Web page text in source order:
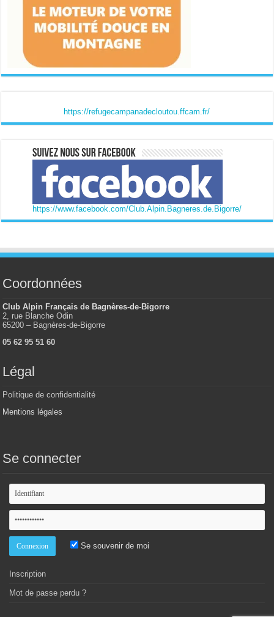
https://refugecampanadecloutou.ffcam.fr/
https://www.facebook.com/Club.Alpin.Bagneres.de.Bigorre/
Coordonnées
Club Alpin Français de Bagnères-de-Bigorre
2, rue Blanche Odin
65200 – Bagnères-de-Bigorre
05 62 95 51 60
Légal
Politique de confidentialité
Mentions légales
Se connecter
Se souvenir de moi
Inscription
Mot de passe perdu ?